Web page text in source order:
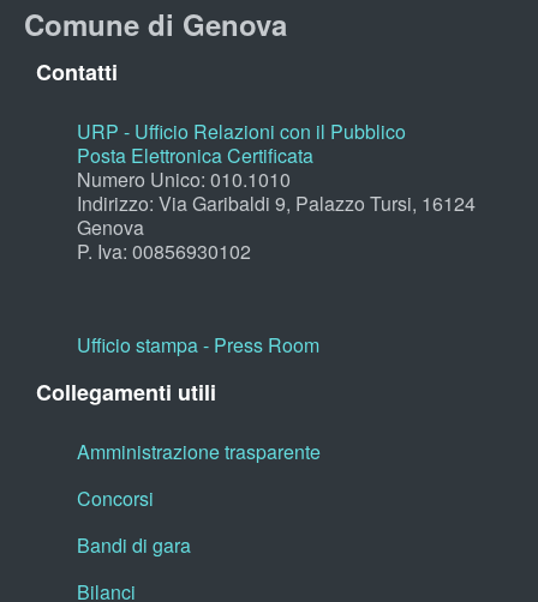
Comune di Genova
Contatti
URP - Ufficio Relazioni con il Pubblico
Posta Elettronica Certificata
Numero Unico: 010.1010
Indirizzo: Via Garibaldi 9, Palazzo Tursi, 16124
Genova
P. Iva: 00856930102
Ufficio stampa - Press Room
Collegamenti utili
Amministrazione trasparente
Concorsi
Bandi di gara
Bilanci